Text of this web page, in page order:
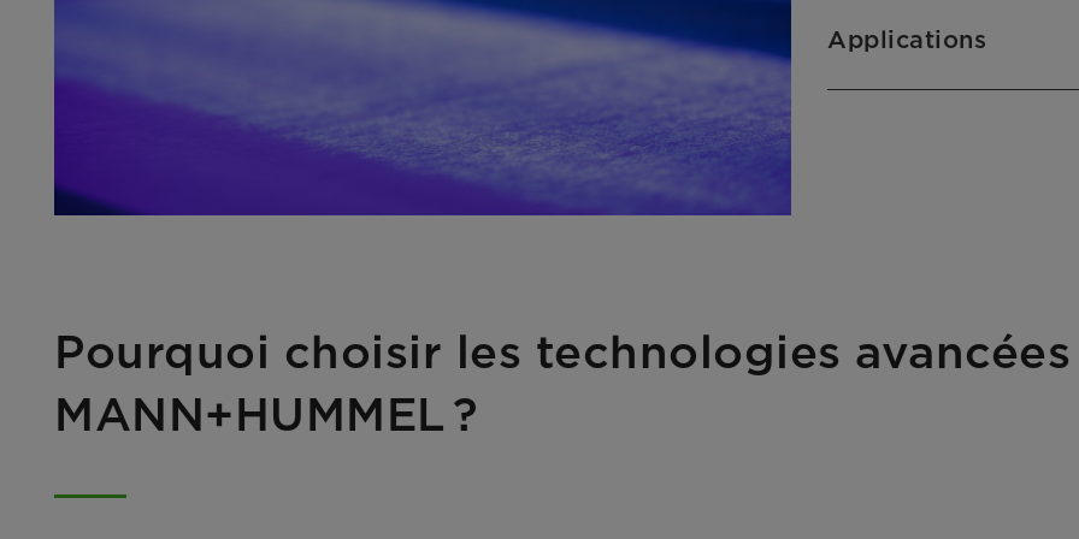
Applications
Pourquoi choisir les technologies
MANN+HUMMEL ?